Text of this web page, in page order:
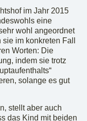
im Jahr 2015
eine
wohl angeordnet
im konkreten Fall
Worten: Die
indem sie trotz
solange es gut
stellt aber auch
das Kind mit beiden